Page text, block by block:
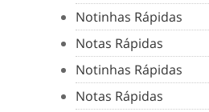
Notinhas Rápidas
Notas Rápidas
Notinhas Rápidas
Notas Rápidas